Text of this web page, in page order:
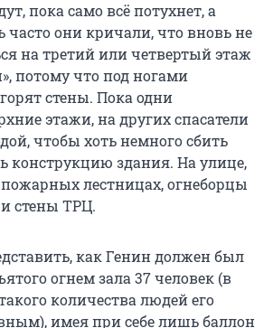
пока само всё потухнет, а
часто они кричали, что вновь не
на третий или четвертый этаж
потому что под ногами
стены. Пока одни
этажи, на других спасатели
чтобы хоть немного сбить
конструкцию здания. На улице,
лестницах, огнеборцы
стены ТРЦ.
как Генин должен был
огнем зала 37 человек (в
количества людей его
имея при себе лишь баллон